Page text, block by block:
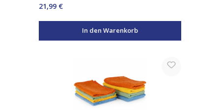
Regulärer Preis:
21,99 €
In den Warenkorb